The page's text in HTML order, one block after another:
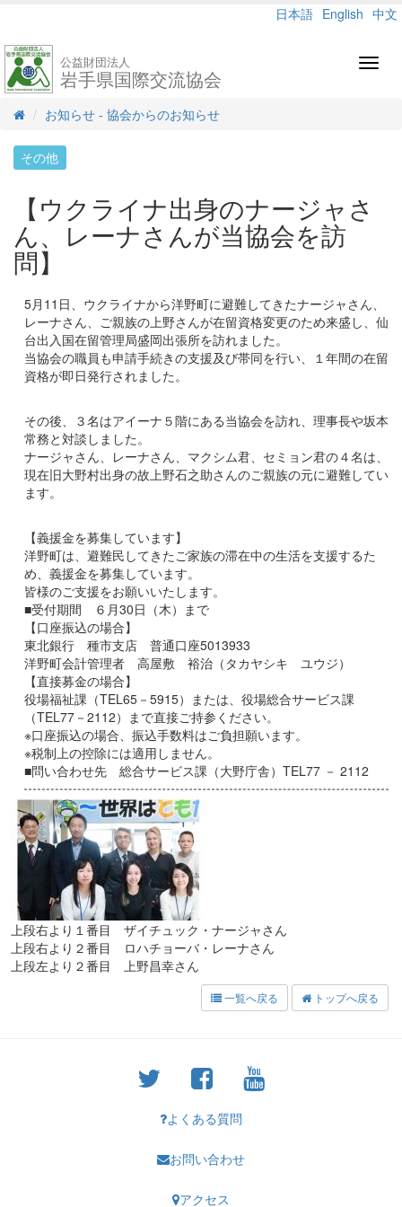
日本語 English 中文
公益財団法人
岩手県国際交流協会
お知らせ - 協会からのお知らせ
その他
【ウクライナ出身のナージャさ
ん、レーナさんが当協会を訪
問】
5月11日、ウクライナから洋野町に避難してきたナージャさん、
レーナさん、ご親族の上野さんが在留資格変更のため来盛し、仙
台出入国在留管理局盛岡出張所を訪れました。
当協会の職員も申請手続きの支援及び帯同を行い、１年間の在留
資格が即日発行されました。
その後、３名はアイーナ５階にある当協会を訪れ、理事長や坂本
常務と対談しました。
ナージャさん、レーナさん、マクシム君、セミョン君の４名は、
現在旧大野村出身の故上野石之助さんのご親族の元に避難してい
ます。
【義援金を募集しています】
洋野町は、避難民してきたご家族の滞在中の生活を支援するた
め、義援金を募集しています。
皆様のご支援をお願いいたします。
■受付期間 ６月30日（木）まで
【口座振込の場合】
東北銀行 種市支店 普通口座5013933
洋野町会計管理者 高屋敷 裕治（タカヤシキ ユウジ）
【直接募金の場合】
役場福祉課（TEL65－5915）または、役場総合サービス課
（TEL77－2112）まで直接ご持参ください。
※口座振込の場合、振込手数料はご負担願います。
※税制上の控除には適用しません。
■問い合わせ先 総合サービス課（大野庁舎）TEL77 － 2112
上段右より１番目 ザイチュック・ナージャさん
上段右より２番目 ロハチョーバ・レーナさん
上段左より２番目 上野昌幸さん
一覧へ戻る トップへ戻る
よくある質問
お問い合わせ
アクセス